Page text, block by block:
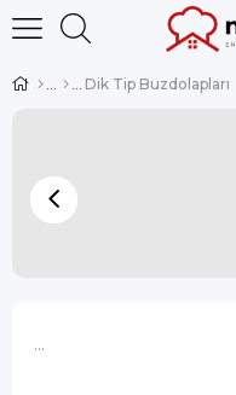
Dik Tip Buzdolapları
...